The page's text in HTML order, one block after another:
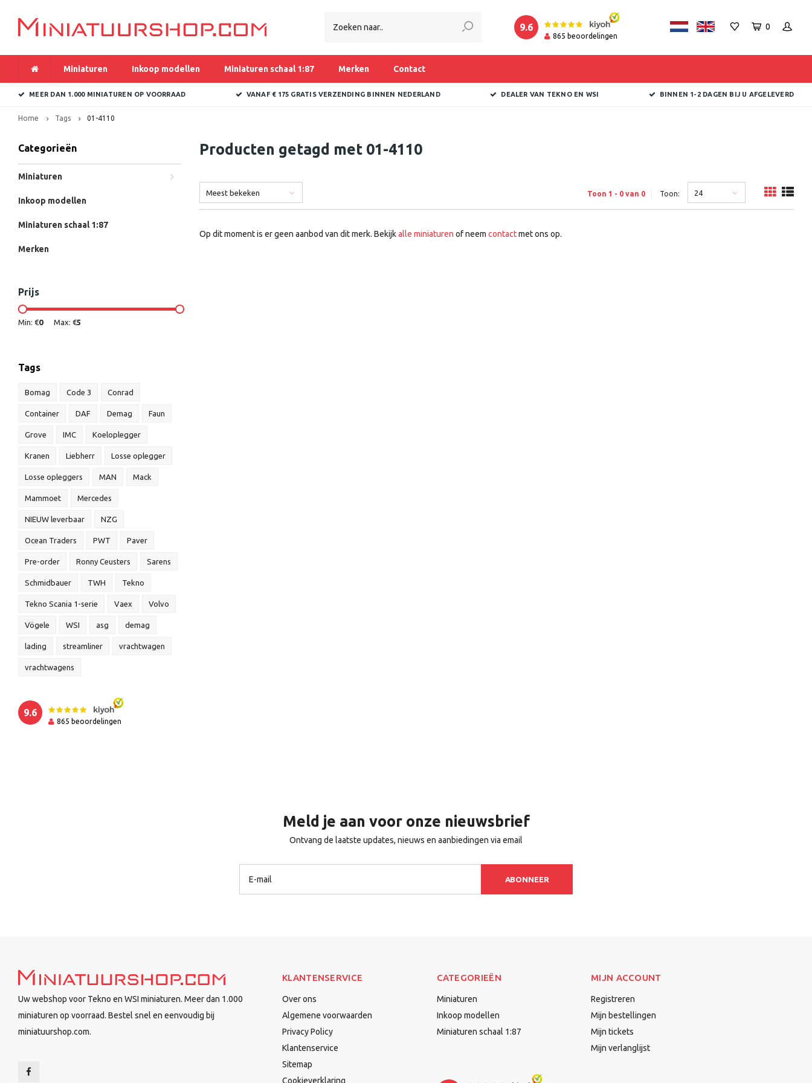
9.6
865 beoordelingen
0
Miniaturen Inkoop modellen Miniaturen schaal 1:87 Merken Contact
MEER DAN 1.000 MINIATUREN OP VOORRAAD VANAF € 175 GRATIS VERZENDING BINNEN NEDERLAND DEALER VAN TEKNO EN WSI BINNEN 1-2 DAGEN BIJ U AFGELEVERD
Home Tags 01-4110
Categorieën
Miniaturen
Inkoop modellen
Miniaturen schaal 1:87
Merken
Prijs
Min: €0 Max: €5
Tags
Bomag Code 3 Conrad
Container DAF Demag Faun
Grove IMC Koeloplegger
Kranen Liebherr Losse oplegger
Losse opleggers MAN Mack
Mammoet Mercedes
NIEUW leverbaar NZG
Ocean Traders PWT Paver
Pre-order Ronny Ceusters Sarens
Schmidbauer TWH Tekno
Tekno Scania 1-serie Vaex Volvo
Vögele WSI asg demag
lading streamliner vrachtwagen
vrachtwagens
9.6
865 beoordelingen
Producten getagd met 01-4110
Meest bekeken Toon 1 - 0 van 0 Toon: 24
Op dit moment is er geen aanbod van dit merk. Bekijkalle miniaturen of neem contactmet ons op.
Meld je aan voor onze nieuwsbrief
Ontvang de laatste updates, nieuws en aanbiedingen via email
ABONNEER
Uw webshop voor Tekno en WSI miniaturen. Meer dan 1.000
miniaturen op voorraad. Bestel snel en eenvoudig bij
miniatuurshop.com.
KLANTENSERVICE
Over ons
Algemene voorwaarden
Privacy Policy
Klantenservice
Sitemap
Cookieverklaring
CATEGORIEËN
Miniaturen
Inkoop modellen
Miniaturen schaal 1:87
MIJN ACCOUNT
Registreren
Mijn bestellingen
Mijn tickets
Mijn verlanglijst